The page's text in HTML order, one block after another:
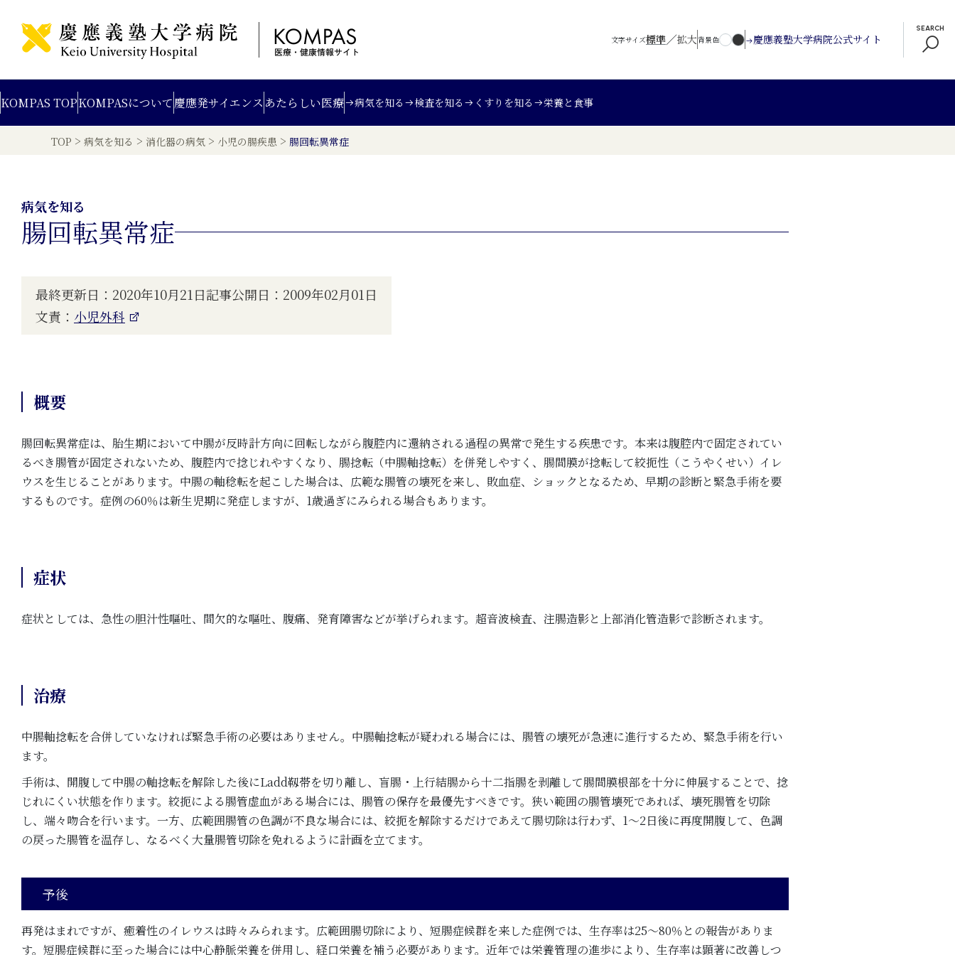
文字サイズ標準／拡大背景色 慶應義塾大学病院公式サイト
SEARCH
KOMPAS TOPKOMPASについて慶應発サイエンス あたらしい医療 病気を知る 検査を知る くすりを知る 栄養と食事
TOP > 病気を知る > 消化器の病気 > 小児の腸疾患 > 腸回転異常症
病気を知る
腸回転異常症
最終更新日：2020年10月21日記事公開日：2009年02月01日
文責： 小児外科
概要
腸回転異常症は、胎生期において中腸が反時計方向に回転しながら腹腔内に還納される過程の異常で発生する疾患です。本来は腹腔内で固定されてい
るべき腸管が固定されないため、腹腔内で捻じれやすくなり、腸捻転（中腸軸捻転）を併発しやすく、腸間膜が捻転して絞扼性（こうやくせい）イレ
ウスを生じることがあります。中腸の軸稔転を起こした場合は、広範な腸管の壊死を来し、敗血症、ショックとなるため、早期の診断と緊急手術を要
するものです。症例の60％は新生児期に発症しますが、1歳過ぎにみられる場合もあります。
症状
症状としては、急性の胆汁性嘔吐、間欠的な嘔吐、腹痛、発育障害などが挙げられます。超音波検査、注腸造影と上部消化管造影で診断されます。
治療
中腸軸捻転を合併していなければ緊急手術の必要はありません。中腸軸捻転が疑われる場合には、腸管の壊死が急速に進行するため、緊急手術を行い
ます。
手術は、開腹して中腸の軸捻転を解除した後にLadd靱帯を切り離し、盲腸・上行結腸から十二指腸を剥離して腸間膜根部を十分に伸展することで、捻
じれにくい状態を作ります。絞扼による腸管虚血がある場合には、腸管の保存を最優先すべきです。狭い範囲の腸管壊死であれば、壊死腸管を切除
し、端々吻合を行います。一方、広範囲腸管の色調が不良な場合には、絞扼を解除するだけであえて腸切除は行わず、1～2日後に再度開腹して、色調
の戻った腸管を温存し、なるべく大量腸管切除を免れるように計画を立てます。
予後
再発はまれですが、癒着性のイレウスは時々みられます。広範囲腸切除により、短腸症候群を来した症例では、生存率は25～80％との報告がありま
す。短腸症候群に至った場合には中心静脈栄養を併用し、経口栄養を補う必要があります。近年では栄養管理の進歩により、生存率は顕著に改善しつ